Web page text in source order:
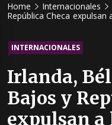
Home Internacionales
República Checa
INTERNACIONALES
Irlanda,
Bajos y
expulsan